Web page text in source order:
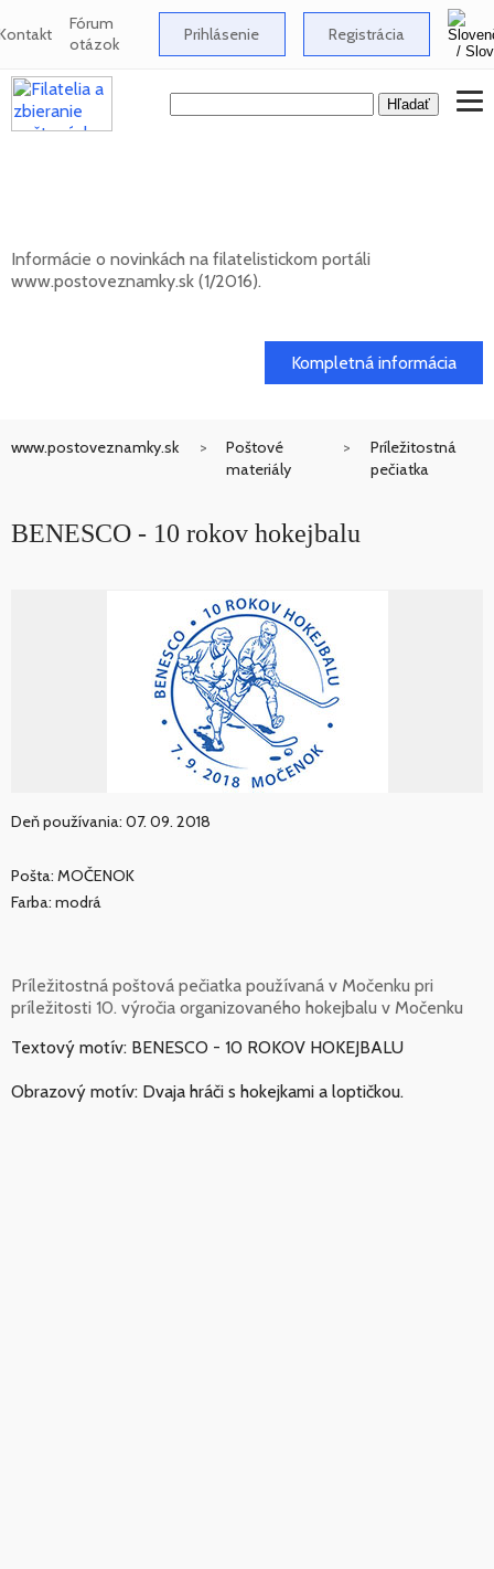
Fórum
otázok Prihlásenie Registrácia
Informácie o novinkách na filatelistickom portáli
www.postoveznamky.sk (1/2016).
Kompletná informácia
www.postoveznamky.sk
Poštové
materiály
Príležitostná
pečiatka
BENESCO - 10 rokov hokejbalu
Deň používania: 07. 09. 2018
Pošta: MOČENOK
Farba: modrá
Príležitostná poštová pečiatka používaná v Močenku pri
príležitosti 10. výročia organizovaného hokejbalu v Močenku
Textový motív: BENESCO - 10 ROKOV HOKEJBALU
Obrazový motív: Dvaja hráči s hokejkami a loptičkou.